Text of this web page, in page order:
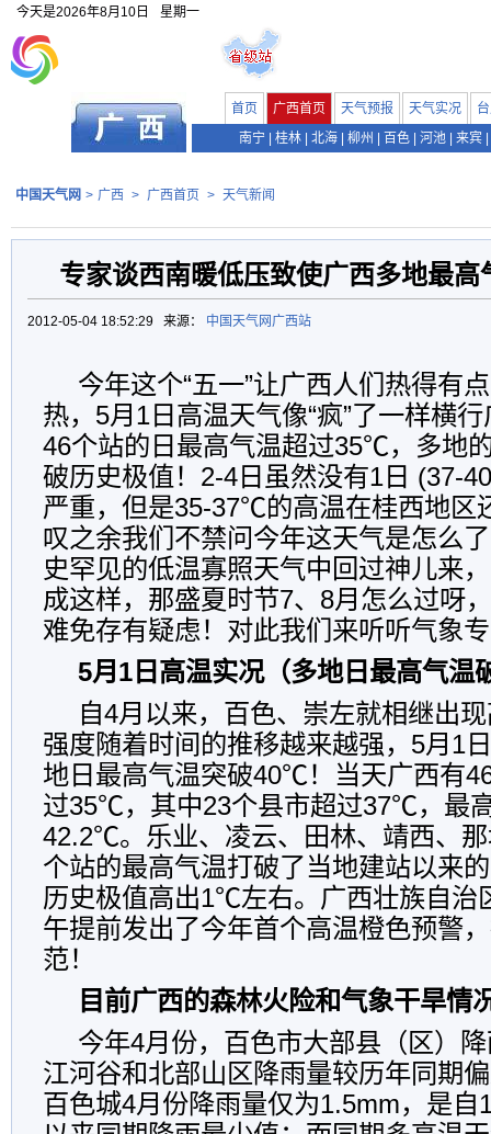
今天是2026年8月10日 星期一
首页 广西首页 天气预报 天气实况
南宁
桂林 北海 柳州 百色 河池 来宾
中国天气网 > 广西 > 广西首页 > 天气新闻
专家谈西南暖低压致使广西多地最高
2012-05-04 18:52:29 来源： 中国天气网广西站
今年这个“五一”让广西人们热得有
热，5月1日高温天气像“疯”了一样横
46个站的日最高气温超过35℃，多地
破历史极值！2-4日虽然没有1日 (37-
严重，但是35-37℃的高温在桂西地区
叹之余我们不禁问今年这天气是怎么
史罕见的低温寡照天气中回过神儿来
成这样，那盛夏时节7、8月怎么过呀
难免存有疑虑！对此我们来听听气象
5月1日高温实况（多地日最高气温
自4月以来，百色、崇左就相继出
强度随着时间的推移越来越强，5月1
地日最高气温突破40℃！当天广西有
过35℃，其中23个县市超过37℃，最
42.2℃。乐业、凌云、田林、靖西、
个站的最高气温打破了当地建站以来
历史极值高出1℃左右。广西壮族自治
午提前发出了今年首个高温橙色预警
范！
目前广西的森林火险和气象干旱情
今年4月份，百色市大部县（区）
江河谷和北部山区降雨量较历年同期
百色城4月份降雨量仅为1.5mm，是自